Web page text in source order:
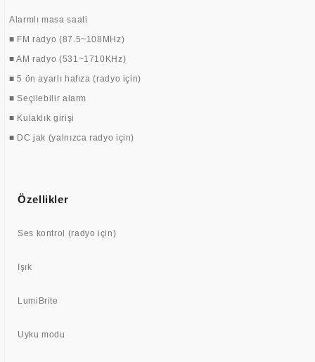
Alarmlı masa saati
■ FM radyo (87.5~108MHz)
■ AM radyo (531~1710KHz)
■ 5 ön ayarlı hafıza (radyo için)
■ Seçilebilir alarm
■ Kulaklık girişi
■ DC jak (yalnızca radyo için)
Özellikler
Ses kontrol (radyo için)
Işık
LumiBrite
Uyku modu